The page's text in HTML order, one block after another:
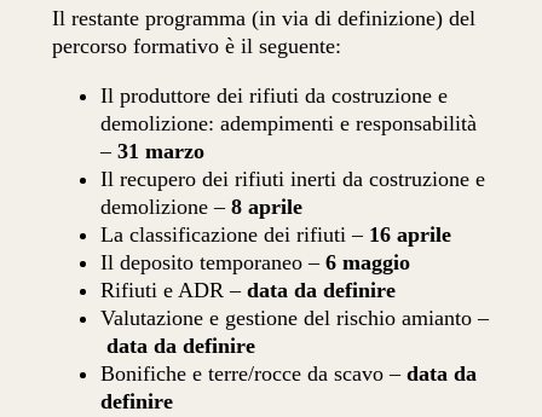
Il restante programma (in via di definizione) del
percorso formativo è il seguente:
Il produttore dei rifiuti da costruzione e
demolizione: adempimenti e responsabilità
–31 marzo
Il recupero dei rifiuti inerti da costruzione e
demolizione –8 aprile
La classificazione dei rifiuti – 16 aprile
Il deposito temporaneo –6 maggio
Rifiuti e ADR –data da definire
Valutazione e gestione del rischio amianto –
data da definire
Bonifiche e terre/rocce da scavo –data da
definire